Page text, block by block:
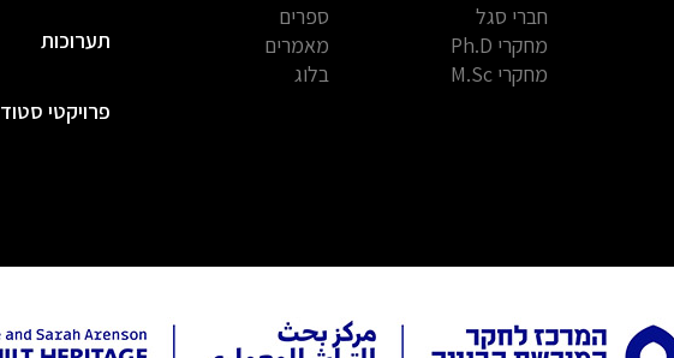
חברי סגל
מחקרי Ph.D
מחקרי M.Sc
ספרים
מאמרים
בלוג
תערוכות
פרויקטי